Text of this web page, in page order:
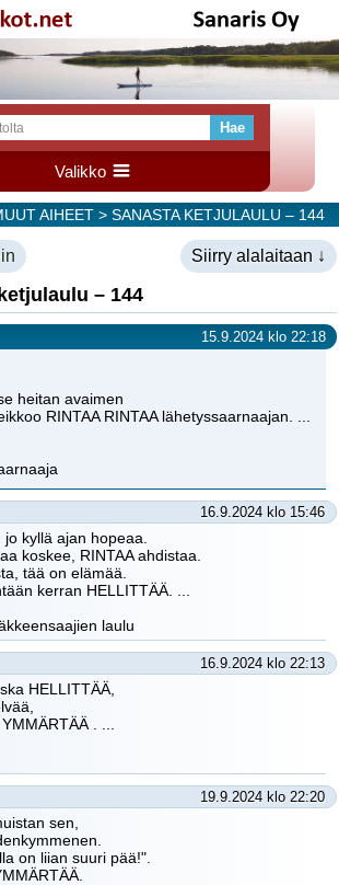
Valikko
AIHEET> SANASTA KETJULAULU – 144
Siirry alalaitaan ↓
– 144
15.9.2024 klo 22:18
heitan avaimen
RINTAA RINTAA lähetyssaarnaajan. ...
16.9.2024 klo 15:46
jo kyllä ajan hopeaa.
koskee, RINTAA ahdistaa.
tää on elämää.
kerran HELLITTÄÄ. ...
laulu
16.9.2024 klo 22:13
HELLITTÄÄ,
. ...
19.9.2024 klo 22:20
sen,
on liian suuri pää!".